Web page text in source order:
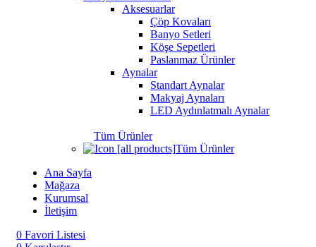
Aksesuarlar
Çöp Kovaları
Banyo Setleri
Köşe Sepetleri
Paslanmaz Ürünler
Aynalar
Standart Aynalar
Makyaj Aynaları
LED Aydınlatmalı Aynalar
Tüm Ürünler
Tüm Ürünler
Ana Sayfa
Mağaza
Kurumsal
İletişim
0 Favori Listesi